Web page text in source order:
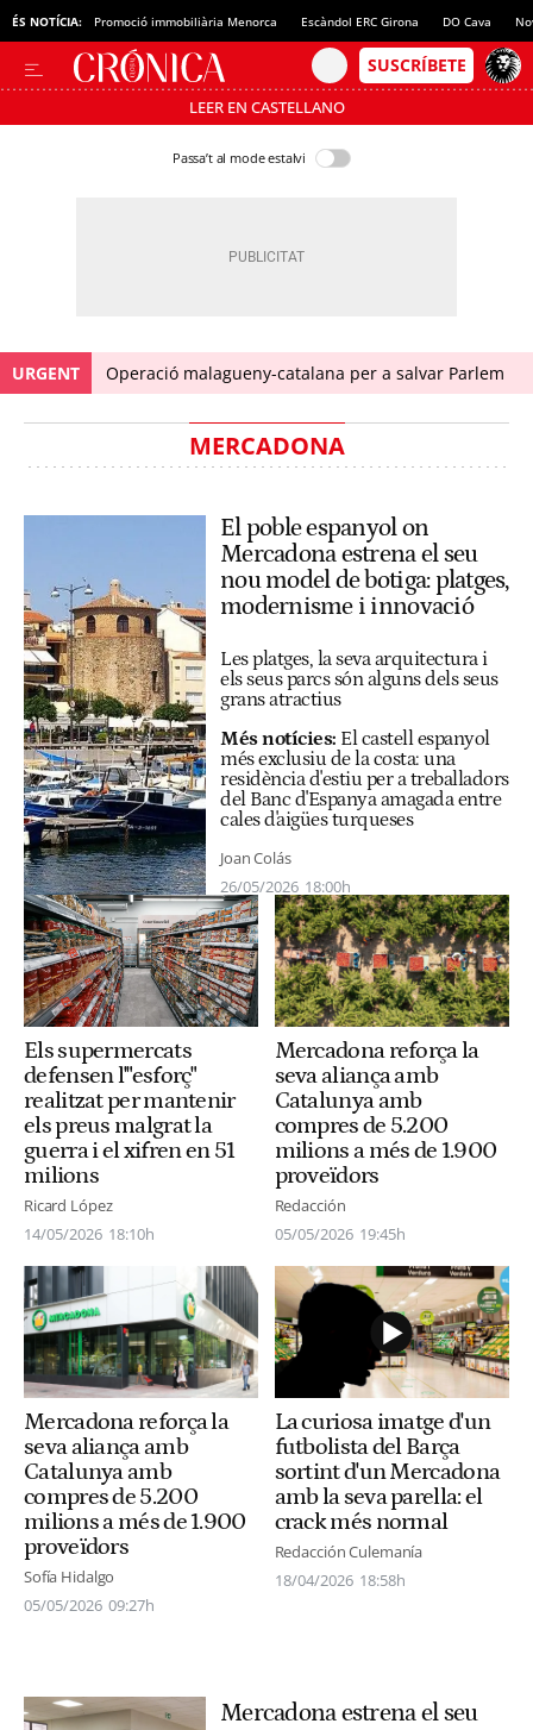
ÉS NOTÍCIA: Promoció immobiliària Menorca Escàndol ERC Girona DO Cava
LEER EN CASTELLANO
Passa’t al mode estalvi
URGENT Operació malagueny-catalana per a salvar Parlem
MERCADONA
El poble espanyol on
Mercadona estrena el seu
nou model de botiga: platges,
modernisme i innovació
Les platges, la seva arquitectura i
els seus parcs són alguns dels seus
grans atractius
Més notícies: El castell espanyol
més exclusiu de la costa: una
residència d'estiu per a treballadors
del Banc d'Espanya amagada entre
cales d'aigües turqueses
Joan Colás
26/05/2026 18:00h
Els supermercats
defensen l'"esforç"
realitzat per mantenir
els preus malgrat la
guerra i el xifren en 51
milions
Ricard López
14/05/2026 18:10h
Mercadona reforça la
seva aliança amb
Catalunya amb
compres de 5.200
milions a més de 1.900
proveïdors
Redacción
05/05/2026 19:45h
Mercadona reforça la
seva aliança amb
Catalunya amb
compres de 5.200
milions a més de 1.900
proveïdors
Sofía Hidalgo
05/05/2026 09:27h
La curiosa imatge d'un
futbolista del Barça
sortint d'un Mercadona
amb la seva parella: el
crack més normal
Redacción Culemanía
18/04/2026 18:58h
Mercadona estrena el seu